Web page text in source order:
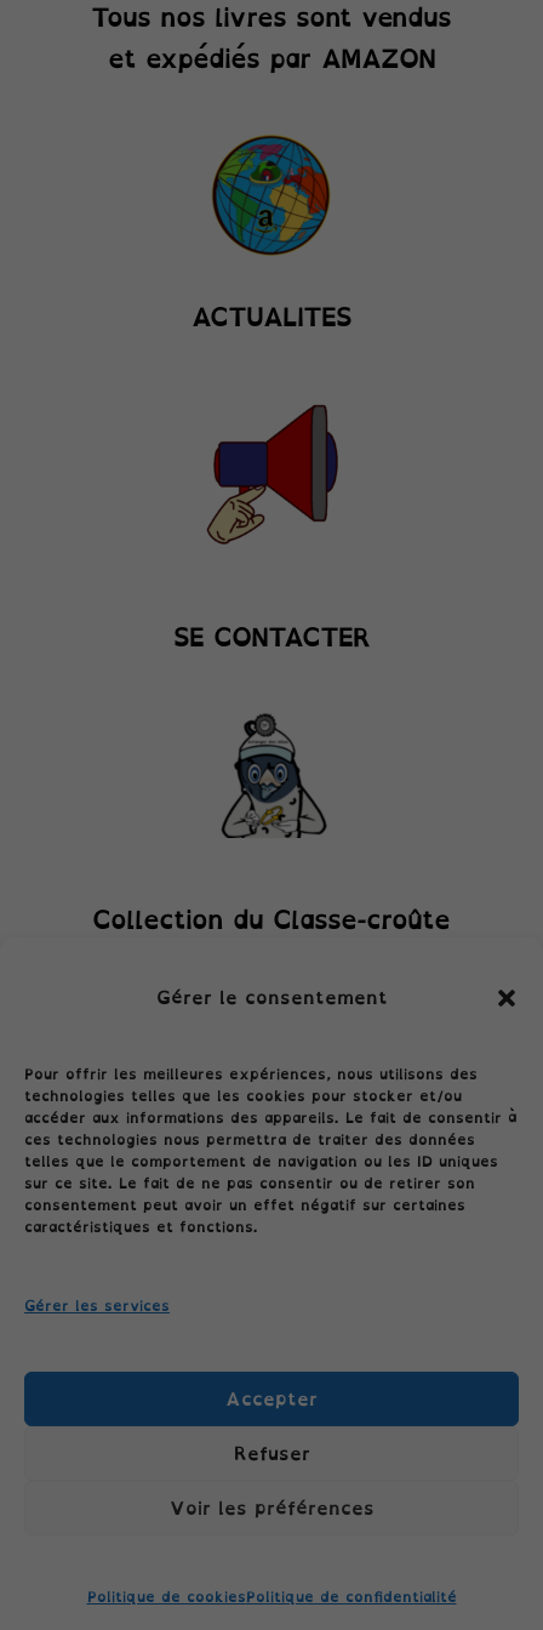
Gérer le consentement
Pour offrir les meilleures expériences, nous utilisons des
technologies telles que les cookies pour stocker et/ou
accéder aux informations des appareils. Le fait de consentir à
ces technologies nous permettra de traiter des données
telles que le comportement de navigation ou les ID uniques
sur ce site. Le fait de ne pas consentir ou de retirer son
consentement peut avoir un effet négatif sur certaines
caractéristiques et fonctions.
Gérer les services
Accepter
Refuser
Voir les préférences
Politique de cookiesPolitique de confidentialité
Tous nos livres sont vendus
et expédiés par AMAZON
ACTUALITES
SE CONTACTER
Collection du Classe-croûte
Conditions générales
Politique de cookies (UE)
Politique de confidentialité
TÉLÉPHONE: 06.04.09.26.45 //
COLLECTIONCLASSECROUTE@GMAIL.COM